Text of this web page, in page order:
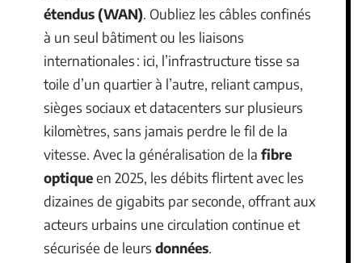
étendus (WAN). Oubliez les câbles confinés
à un seul bâtiment ou les liaisons
internationales : ici, l’infrastructure tisse sa
toile d’un quartier à l’autre, reliant campus,
sièges sociaux et datacenters sur plusieurs
kilomètres, sans jamais perdre le fil de la
vitesse. Avec la généralisation de la fibre
optiqueen 2025, les débits flirtent avec les
dizaines de gigabits par seconde, offrant aux
acteurs urbains une circulation continue et
sécurisée de leurs données.